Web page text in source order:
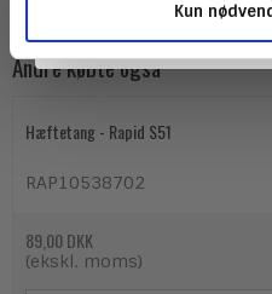
Kun
Andre købte også
Hæftetang - Rapid S51
RAP10538702
89,00 DKK
(ekskl. moms)